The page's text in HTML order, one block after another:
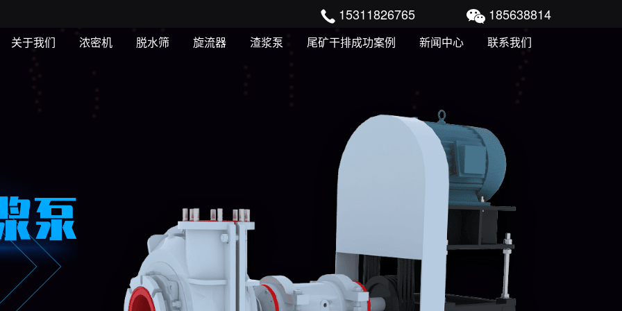
15311826765 185638814
关于我们 浓密机 脱水筛 旋流器 渣浆泵 尾矿干排成功案例 新闻中心 联系我们